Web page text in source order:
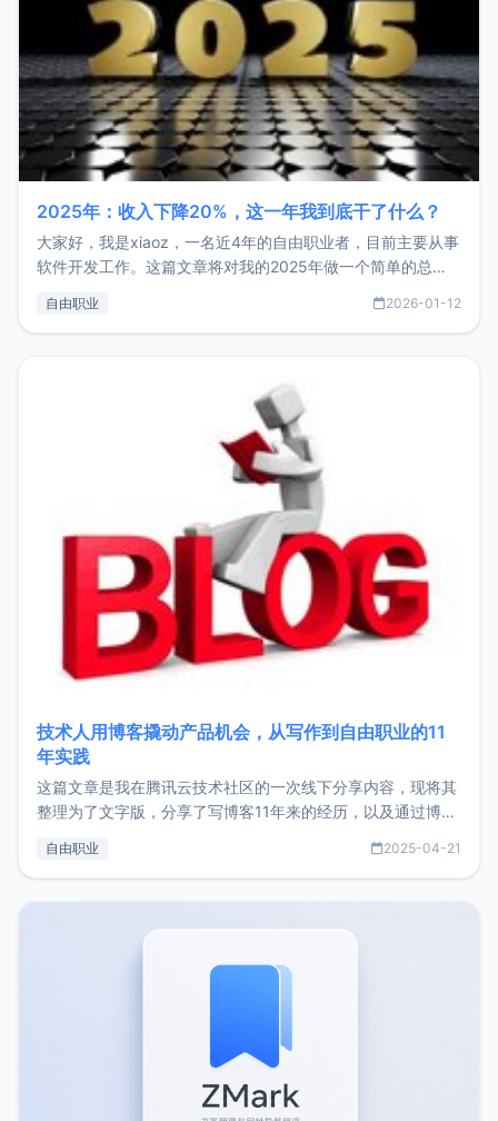
2025年：收入下降20%，这一年我到底干了什么？
大家好，我是xiaoz，一名近4年的自由职业者，目前主要从事
软件开发工作。这篇文章将对我的2025年做一个简单的总
收入下降20%，但却过得很充实，2026年不求突破，但求保
自由职业 2026-01-12
技术人用博客撬动产品机会，从写作到自由职业的11
年实践
这篇文章是我在腾讯云技术社区的一次线下分享内容，现将其
整理为了文字版，分享了写博客11年来的经历，以及通过博客
了我的首个产品ImgURL的真实数据和产品现状。自我介绍大
自由职业 2025-04-21